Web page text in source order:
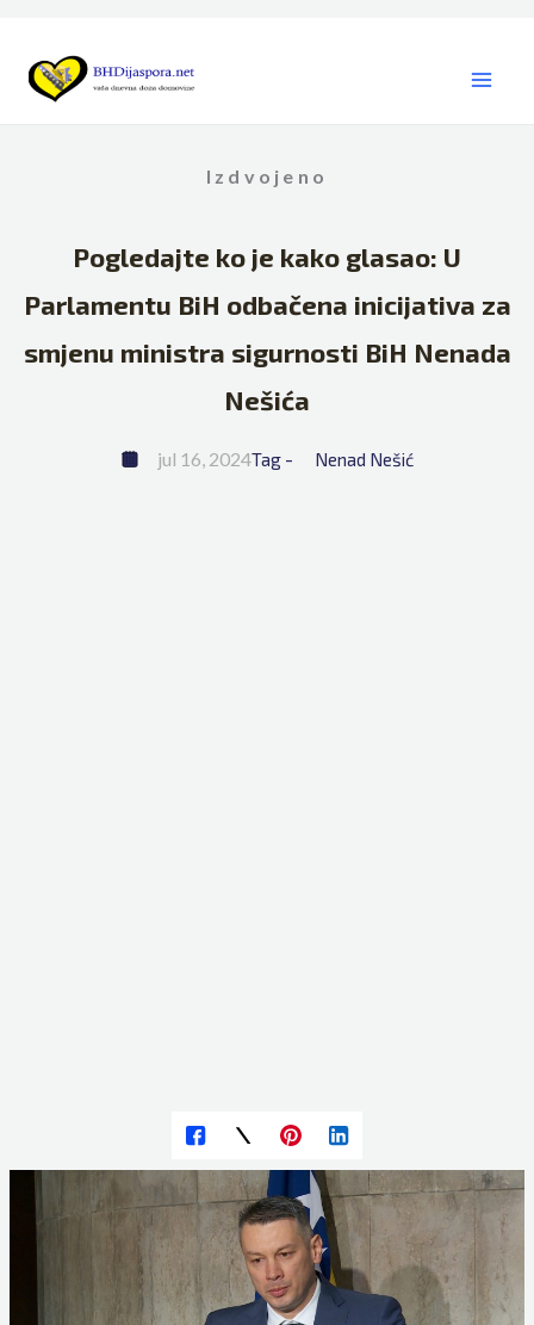
content
Izdvojeno
Pogledajte ko je kako glasao: U
Parlamentu BiH odbačena inicijativa za
smjenu ministra sigurnosti BiH Nenada
Nešića
jul 16, 2024Tag - Nenad Nešić